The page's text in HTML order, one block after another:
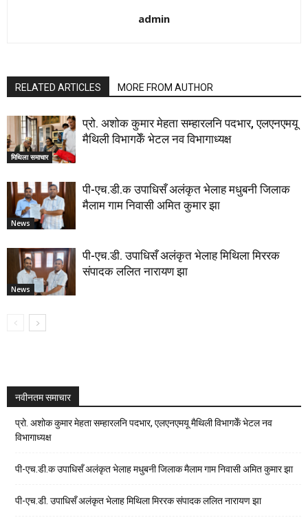
admin
RELATED ARTICLES MORE FROM AUTHOR
मिथिला समाचार
प्रो. अशोक कुमार मेहता सम्हारलनि पदभार, एलएनएमयू
मैथिली विभागकेँ भेटल नव विभागाध्यक्ष
News
पी-एच.डी.क उपाधिसँ अलंकृत भेलाह मधुबनी जिलाक
मैलाम गाम निवासी अमित कुमार झा
News
पी-एच.डी. उपाधिसँ अलंकृत भेलाह मिथिला मिररक
संपादक ललित नारायण झा
नवीनतम समाचार
प्रो. अशोक कुमार मेहता सम्हारलनि पदभार, एलएनएमयू मैथिली विभागकेँ भेटल नव
विभागाध्यक्ष
पी-एच.डी.क उपाधिसँ अलंकृत भेलाह मधुबनी जिलाक मैलाम गाम निवासी अमित कुमार झा
पी-एच.डी. उपाधिसँ अलंकृत भेलाह मिथिला मिररक संपादक ललित नारायण झा